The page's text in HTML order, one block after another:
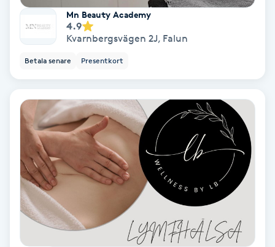
Taktil massage
Tatuering
Tatueringsborttagning
Terapi
Thaimassage
Mn Beauty Academy
4.9
Kvarnbergsvägen 2J, Falun
Betala senare Presentkort